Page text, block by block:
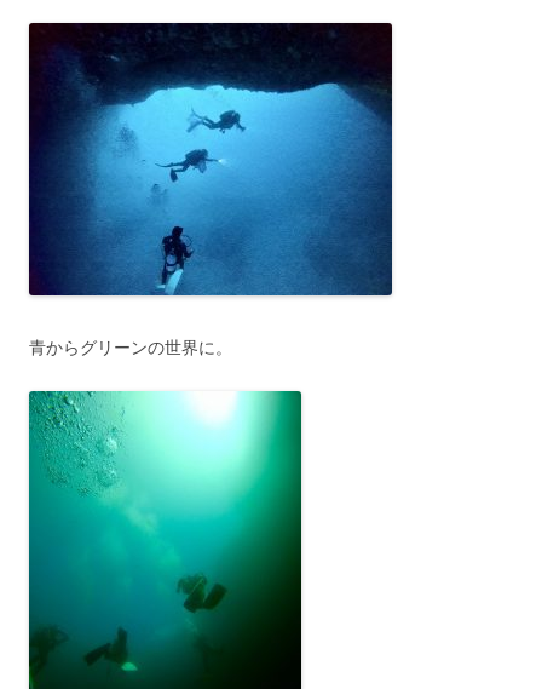
青からグリーンの世界に。